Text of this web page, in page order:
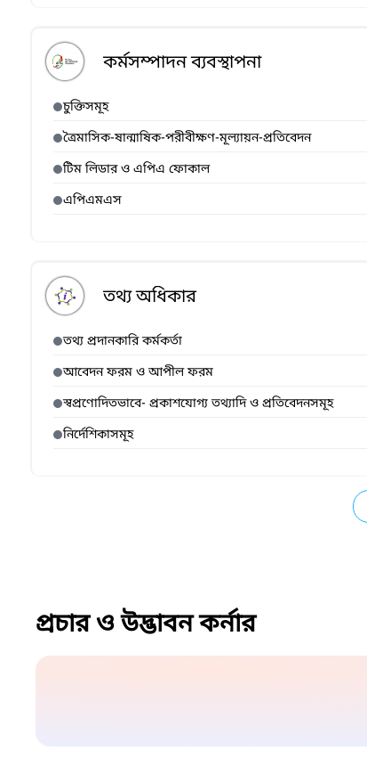
কর্মসম্পাদন ব্যবস্থাপনা
চুক্তিসমূহ
ত্রৈমাসিক-ষান্মাষিক-পরীবীক্ষণ-মূল্যায়ন-প্রতিবেদন
টিম লিডার ও এপিএ ফোকাল
এপিএমএস
তথ্য অধিকার
তথ্য প্রদানকারি কর্মকর্তা
আবেদন ফরম ও আপীল ফরম
স্বপ্রণোদিতভাবে- প্রকাশযোগ্য তথ্যাদি ও প্রতিবেদনসমূহ
নির্দেশিকাসমূহ
প্রচার ও উদ্ভাবন কর্নার